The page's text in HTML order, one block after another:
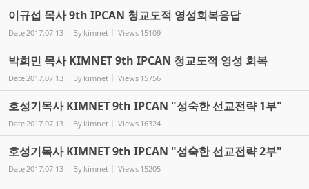
이규섭 목사 9th IPCAN 청교도적 영성회복응답
Date2017.07.13 By kimnet Views 15109
박희민 목사 KIMNET 9th IPCAN 청교도적 영성 회복
Date2017.07.13 By kimnet Views 15756
호성기목사 KIMNET 9th IPCAN "성숙한 선교전략 1부"
Date2017.07.13 By kimnet Views 16324
호성기목사 KIMNET 9th IPCAN "성숙한 선교전략 2부"
Date2017.07.13 By kimnet Views 15205